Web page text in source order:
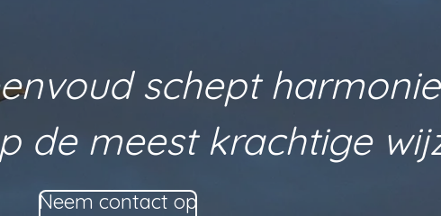
schept
de meest krachtige
Neem contact op